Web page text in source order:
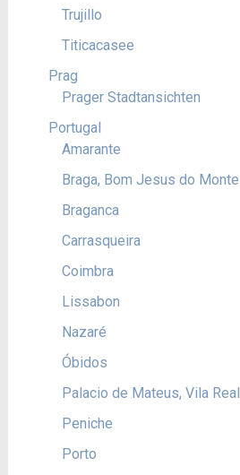
Trujillo
Titicacasee
Prag
Prager Stadtansichten
Portugal
Amarante
Braga, Bom Jesus do Monte
Braganca
Carrasqueira
Coimbra
Lissabon
Nazaré
Óbidos
Palacio de Mateus, Vila Real
Peniche
Porto